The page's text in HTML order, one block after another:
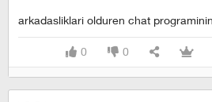
arkadasliklari olduren chat
0 0